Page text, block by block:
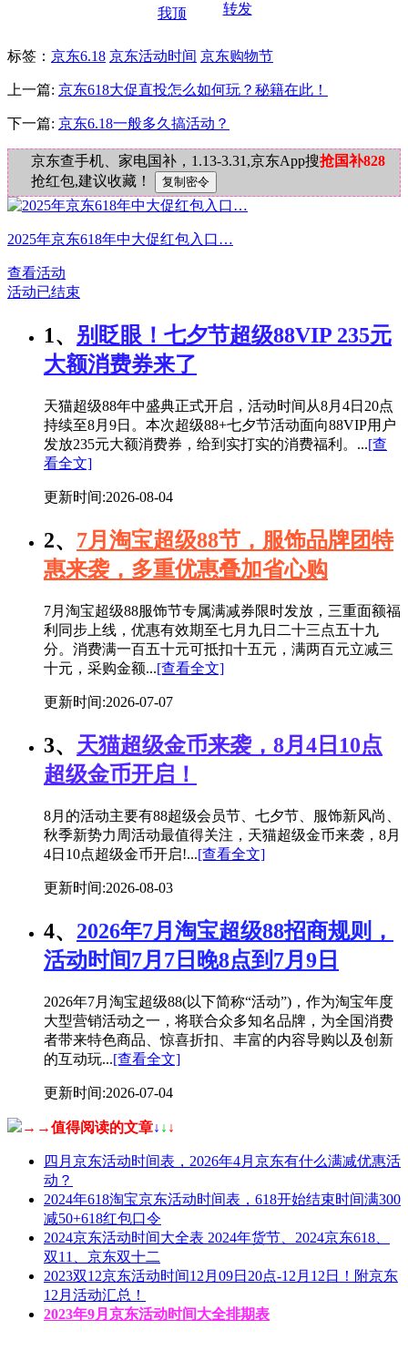
我顶 转发
标签 ： 京东6.18 京东活动时间 京东购物节
上一篇: 京东618大促直投怎么如何玩？秘籍在此！
下一篇: 京东6.18一般多久搞活动？
京东查手机、家电国补，1.13-3.31,京东App搜抢国补828
抢红包,建议收藏！
2025年京东618年中大促红包入口…
查看活动
活动已结束
1、 别眨眼！七夕节超级88VIP 235元
大额消费券来了
天猫超级88年中盛典正式开启，活动时间从8月4日20点
持续至8月9日。本次超级88+七夕节活动面向88VIP用户
发放235元大额消费券，给到实打实的消费福利。...[查
看全文]
更新时间:2026-08-04
2、 7月淘宝超级88节，服饰品牌团特
惠来袭，多重优惠叠加省心购
7月淘宝超级88服饰节专属满减券限时发放，三重面额福
利同步上线，优惠有效期至七月九日二十三点五十九
分。消费满一百五十元可抵扣十五元，满两百元立减三
十元，采购金额...[查看全文]
更新时间:2026-07-07
3、 天猫超级金币来袭，8月4日10点
超级金币开启！
8月的活动主要有88超级会员节、七夕节、服饰新风尚、
秋季新势力周活动最值得关注，天猫超级金币来袭，8月
4日10点超级金币开启!...[查看全文]
更新时间:2026-08-03
4、 2026年7月淘宝超级88招商规则，
活动时间7月7日晚8点到7月9日
2026年7月淘宝超级88(以下简称“活动”)，作为淘宝年度
大型营销活动之一，将联合众多知名品牌，为全国消费
者带来特色商品、惊喜折扣、丰富的内容导购以及创新
的互动玩...[查看全文]
更新时间:2026-07-04
→→值得阅读的文章↓ ↓ ↓
四月京东活动时间表，2026年4月京东有什么满减优惠活
动？
2024年618淘宝京东活动时间表，618开始结束时间满300
减50+618红包口令
2024京东活动时间大全表 2024年货节、2024京东618、
双11、京东双十二
2023双12京东活动时间12月09日20点-12月12日！附京东
12月活动汇总！
2023年9月京东活动时间大全排期表